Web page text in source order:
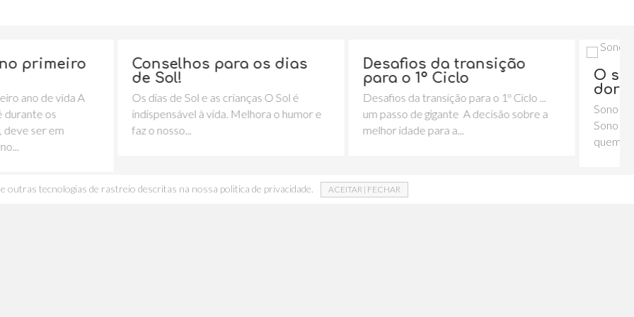
Conselhos para os dias
Os dias de Sol e as crianças O Sol é
indispensável à vida. Melhora o humor e
faz o nosso...
Desafios da transição
Desafios da transição para o 1º Ciclo ...
um passo de gigante A decisão sobre a
O sono da criança:
dorme com quem?
Sono na criança. Quem dorme
Sono da criança: Quem dorme
outras tecnologias de rastreio descritas na nossa politica de privacidade. ACEITAR | FECHAR